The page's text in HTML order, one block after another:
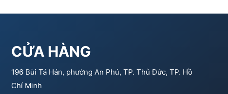
CỬA HÀNG
196 Bùi Tá Hán, phường An Phú, TP. Thủ Đức, TP. Hồ
Chí Minh